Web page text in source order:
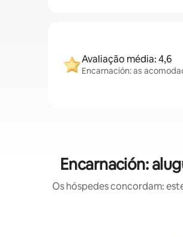
Avaliação média: 4,6
Encarnación: as
Encarnación:
Os hóspedes concordam: